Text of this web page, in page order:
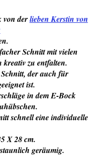
von derlieben Kerstin von
Schnitt mit vielen
zu entfalten.
der auch für
ist.
in dem E-Bock
schnell eine individuelle
X 28 cm.
geräumig.